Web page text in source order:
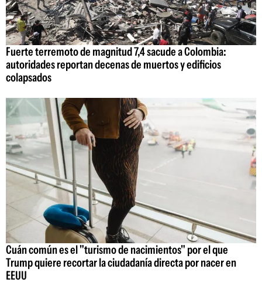
Fuerte terremoto de magnitud 7,4 sacude a Colombia:
autoridades reportan decenas de muertos y edificios
colapsados
Cuán común es el "turismo de nacimientos" por el que
Trump quiere recortar la ciudadanía directa por nacer en
EEUU